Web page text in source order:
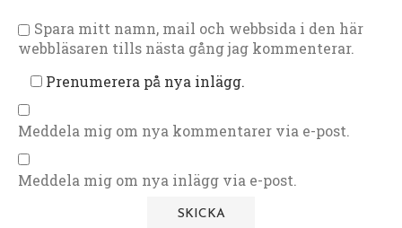
Spara mitt namn, mail och webbsida i den här
webbläsaren tills nästa gång jag kommenterar.
Prenumerera på nya inlägg.
Meddela mig om nya kommentarer via e-post.
Meddela mig om nya inlägg via e-post.